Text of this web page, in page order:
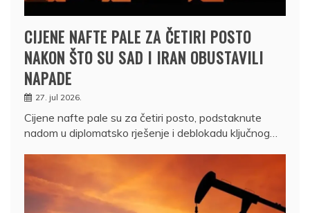
CIJENE NAFTE PALE ZA ČETIRI POSTO
NAKON ŠTO SU SAD I IRAN OBUSTAVILI
NAPADE
27. jul 2026.
Cijene nafte pale su za četiri posto, podstaknute
nadom u diplomatsko rješenje i deblokadu ključnog…